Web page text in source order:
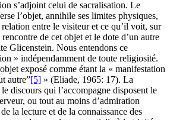
s’adjoint celui de sacralisation. Le
l’objet, annihile ses limites physiques,
entre le visiteur et ce qu’il voit, sur
de cet objet et le dote d’un autre
Glicenstein. Nous entendons ce
» indépendamment de toute religiosité.
exposé comme étant la « manifestation
autre”[5] » (Eliade, 1965: 17). La
discours qui l’accompagne disposent le
ou tout au moins d’admiration
la lecture et de la connaissance des